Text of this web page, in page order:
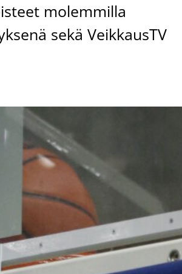
molemmilla
sekä VeikkausTV